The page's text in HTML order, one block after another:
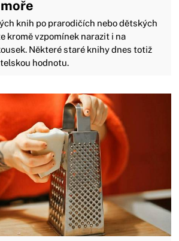
knih po prarodičích nebo dětských
kromě vzpomínek narazit i na
Některé staré knihy dnes totiž
hodnotu.